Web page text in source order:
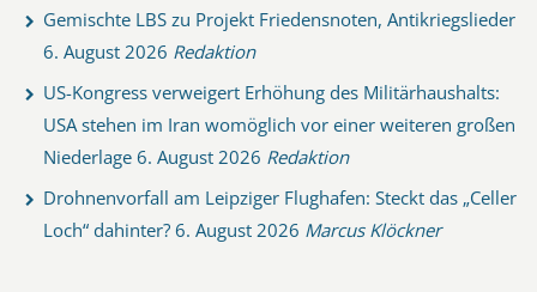
Gemischte LBS zu Projekt Friedensnoten, Antikriegslieder
6. August 2026 Redaktion
US-Kongress verweigert Erhöhung des Militärhaushalts:
USA stehen im Iran womöglich vor einer weiteren großen
Niederlage 6. August 2026 Redaktion
Drohnenvorfall am Leipziger Flughafen: Steckt das „Celler
Loch“ dahinter? 6. August 2026 Marcus Klöckner